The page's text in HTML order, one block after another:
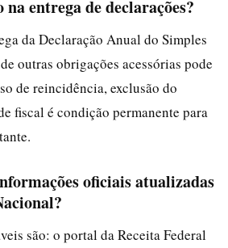
entrega de declarações?
da Declaração Anual do Simples
outras obrigações acessórias pode
de reincidência, exclusão do
fiscal é condição permanente para
oficiais atualizadas
são: o portal da Receita Federal